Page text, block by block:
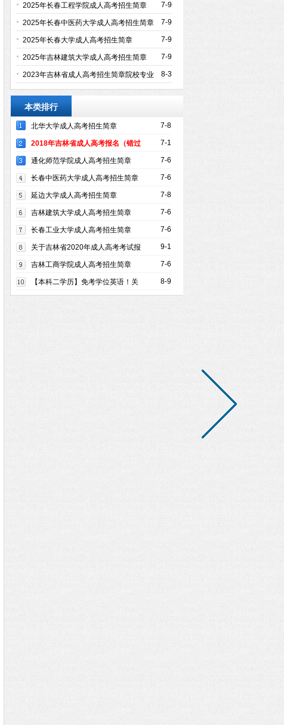
7-9
2025年长春工程学院成人高考招生简章
7-9
2025年长春中医药大学成人高考招生简章
7-9
2025年长春大学成人高考招生简章
7-9
2025年吉林建筑大学成人高考招生简章
8-3
2023年吉林省成人高考招生简章院校专业
一览表
本类排行
7-8
北华大学成人高考招生简章
7-1
2018年吉林省成人高考报名（错过
再等一年） 7-6
通化师范学院成人高考招生简章
7-6
长春中医药大学成人高考招生简章
7-8
延边大学成人高考招生简章
7-6
吉林建筑大学成人高考招生简章
7-6
长春工业大学成人高考招生简章
9-1
关于吉林省2020年成人高考考试报
名时间通知 7-6
吉林工商学院成人高考招生简章
8-9
【本科二学历】免考学位英语！关
注！！！